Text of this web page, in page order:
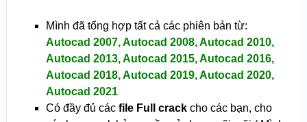
Mình đã tổng hợp tất cả các phiên bản từ:
Autocad 2007, Autocad 2008, Autocad 2010,
Autocad 2013, Autocad 2015, Autocad 2016,
Autocad 2018, Autocad 2019, Autocad 2020,
Autocad 2021
Có đầy đủ các file Full crackcho các bạn, cho